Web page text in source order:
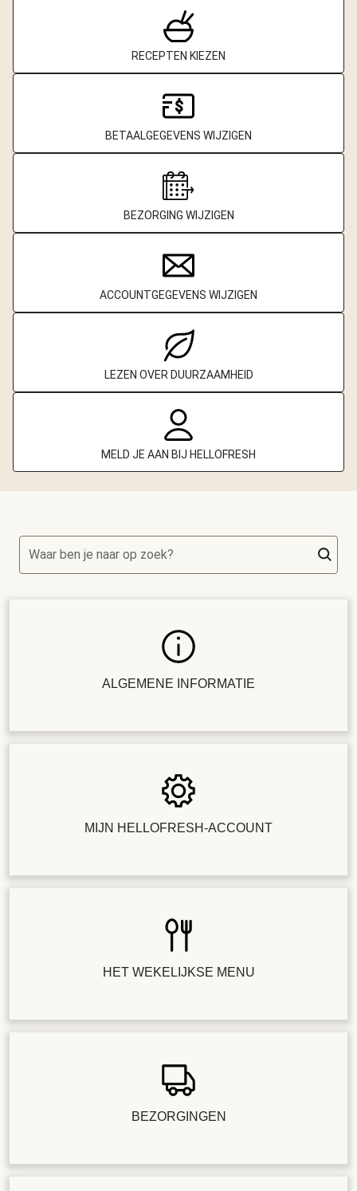
RECEPTEN KIEZEN
BETAALGEGEVENS WIJZIGEN
BEZORGING WIJZIGEN
ACCOUNTGEGEVENS WIJZIGEN
LEZEN OVER DUURZAAMHEID
MELD JE AAN BIJ HELLOFRESH
Waar ben je naar op zoek?
ALGEMENE INFORMATIE
MIJN HELLOFRESH-ACCOUNT
HET WEKELIJKSE MENU
BEZORGINGEN